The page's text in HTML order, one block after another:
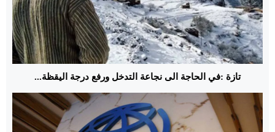
تازة :في الحاجة الى نجاعة التدخل ورفع درجة اليقظة...